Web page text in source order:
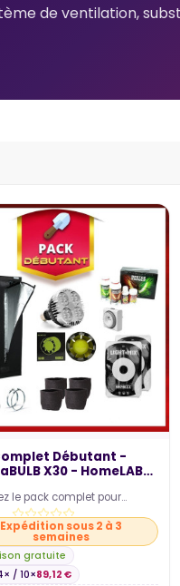
de ventilation,
Débutant -
X30 - HomeLAB
le pack complet pour
en intérieur ! Ce
une…
Expédition sous 2 à 3
semaines
gratuite
/ 10×89,12 €
Actualités
de l'anxiété quand tu
de ta culture ? La
de Culture WiFi
Grow Cam 6mm 2K
la suite